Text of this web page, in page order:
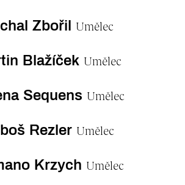
Zbořil Umělec
Blažíček Umělec
Sequens Umělec
Rezler Umělec
Krzych Umělec